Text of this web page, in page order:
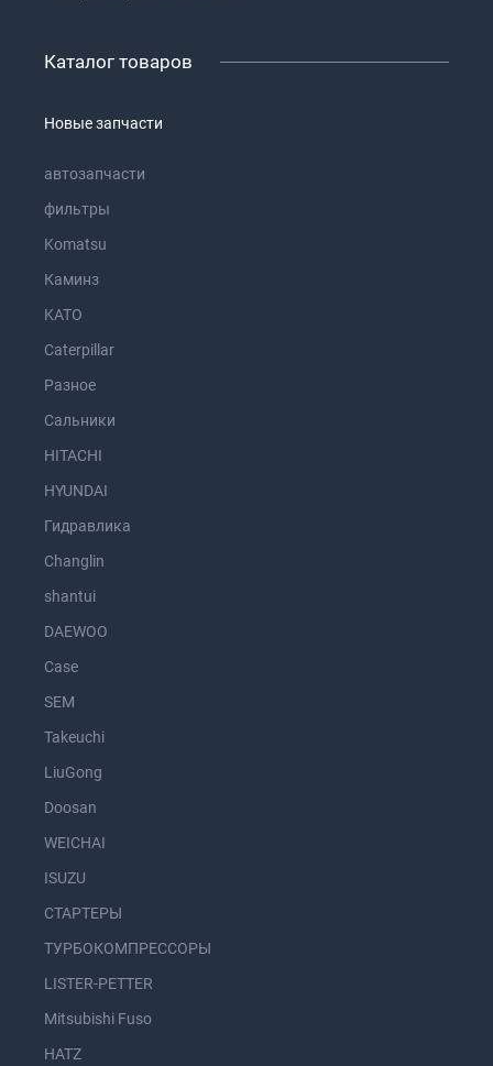
Каталог товаров
Новые запчасти
автозапчасти
фильтры
Komatsu
Каминз
KATO
Caterpillar
Разное
Сальники
HITACHI
HYUNDAI
Гидравлика
Changlin
shantui
DAEWOO
Case
SEM
Takeuchi
LiuGong
Doosan
WEICHAI
ISUZU
СТАРТЕРЫ
ТУРБОКОМПРЕССОРЫ
LISTER-PETTER
Mitsubishi Fuso
HATZ